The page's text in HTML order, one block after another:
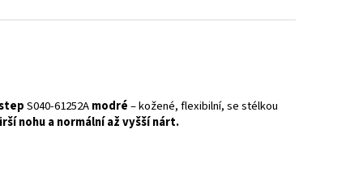
S040-61252Amodré– kožené, flexibilní, se stélkou
nohu a normální až vyšší nárt.